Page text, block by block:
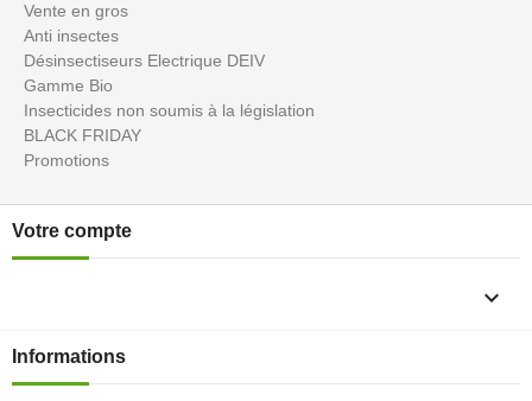
Vente en gros
Anti insectes
Désinsectiseurs Electrique DEIV
Gamme Bio
Insecticides non soumis à la législation
BLACK FRIDAY
Promotions
Votre compte

Informations